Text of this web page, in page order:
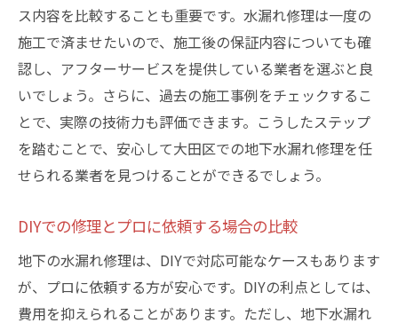
ス内容を比較することも重要です。水漏れ修理は一度の
施工で済ませたいので、施工後の保証内容についても確
認し、アフターサービスを提供している業者を選ぶと良
いでしょう。さらに、過去の施工事例をチェックするこ
とで、実際の技術力も評価できます。こうしたステップ
を踏むことで、安心して大田区での地下水漏れ修理を任
せられる業者を見つけることができるでしょう。
DIYでの修理とプロに依頼する場合の比較
地下の水漏れ修理は、DIYで対応可能なケースもあります
が、プロに依頼する方が安心です。DIYの利点としては、
費用を抑えられることがあります。ただし、地下水漏れ